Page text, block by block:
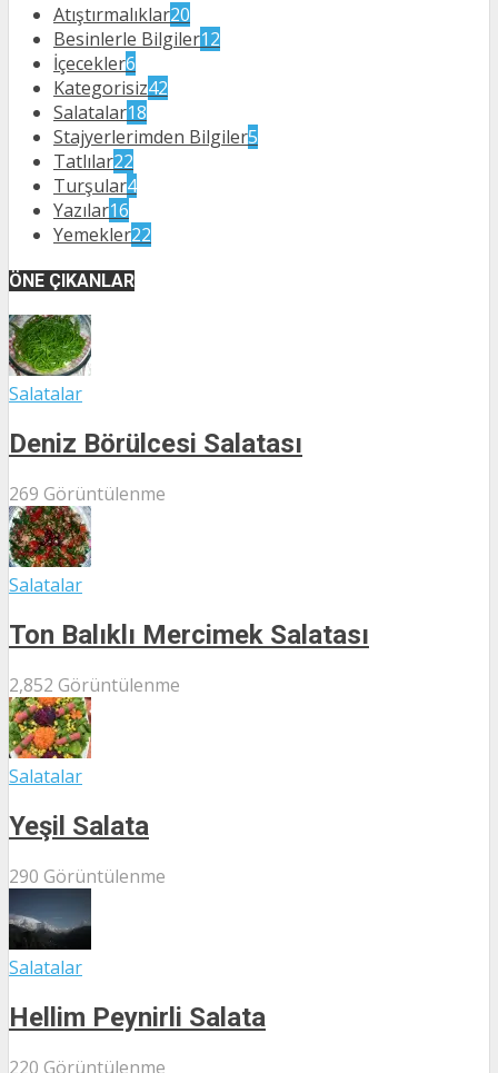
Atıştırmalıklar20
Besinlerle Bilgiler12
İçecekler6
Kategorisiz42
Salatalar18
Stajyerlerimden Bilgiler5
Tatlılar22
Turşular4
Yazılar16
Yemekler22
ÖNE ÇIKANLAR
Salatalar
Deniz Börülcesi Salatası
269 Görüntülenme
Salatalar
Ton Balıklı Mercimek Salatası
2,852 Görüntülenme
Salatalar
Yeşil Salata
290 Görüntülenme
Salatalar
Hellim Peynirli Salata
220 Görüntülenme